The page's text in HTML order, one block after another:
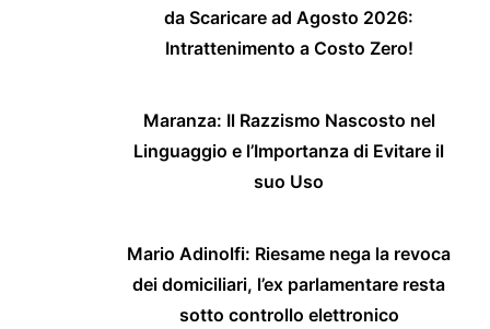
da Scaricare ad Agosto 2026:
Intrattenimento a Costo Zero!
Maranza: Il Razzismo Nascosto nel
Linguaggio e l’Importanza di Evitare il
suo Uso
Mario Adinolfi: Riesame nega la revoca
dei domiciliari, l’ex parlamentare resta
sotto controllo elettronico